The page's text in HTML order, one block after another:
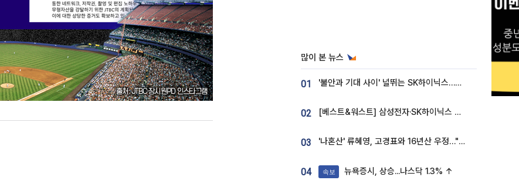
많이 본 뉴스
01 '불안과 기대 사이' 널뛰는 SK하이닉스…증권가 "HBM4·LTA 기반 펀터멘털 견고"
02 [베스트&워스트] 삼성전자·SK하이닉스 밀린 한 주…상상인증권은 85% 급등
03 '나혼산' 류혜영, 고경표와 16년산 우정…"자취방서 부모님과 마주쳐"
04 속보 뉴욕증시, 상승...나스닥 1.3% ↑